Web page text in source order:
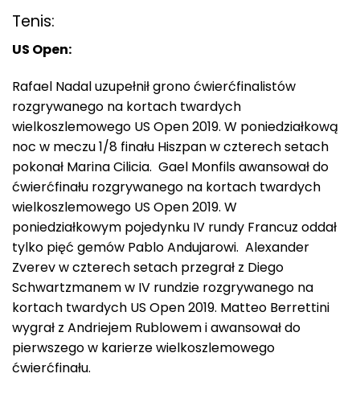
Tenis:
US Open:
Rafael Nadal uzupełnił grono ćwierćfinalistów
rozgrywanego na kortach twardych
wielkoszlemowego US Open 2019. W poniedziałkową
noc w meczu 1/8 finału Hiszpan w czterech setach
pokonał Marina Cilicia. Gael Monfils awansował do
ćwierćfinału rozgrywanego na kortach twardych
wielkoszlemowego US Open 2019. W
poniedziałkowym pojedynku IV rundy Francuz oddał
tylko pięć gemów Pablo Andujarowi. Alexander
Zverev w czterech setach przegrał z Diego
Schwartzmanem w IV rundzie rozgrywanego na
kortach twardych US Open 2019. Matteo Berrettini
wygrał z Andriejem Rublowem i awansował do
pierwszego w karierze wielkoszlemowego
ćwierćfinału.